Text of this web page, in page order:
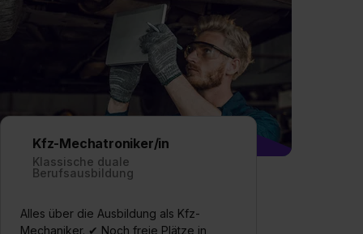
Kfz-Mechatroniker/in
Klassische duale
Berufsausbildung
Alles über die Ausbildung als Kfz-
Mechaniker. ✔ Noch freie Plätze in